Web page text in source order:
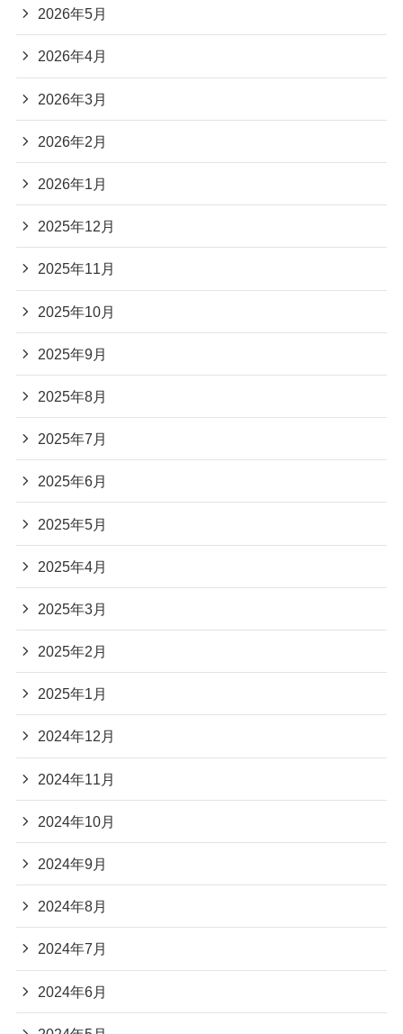
2026年5月
2026年4月
2026年3月
2026年2月
2026年1月
2025年12月
2025年11月
2025年10月
2025年9月
2025年8月
2025年7月
2025年6月
2025年5月
2025年4月
2025年3月
2025年2月
2025年1月
2024年12月
2024年11月
2024年10月
2024年9月
2024年8月
2024年7月
2024年6月